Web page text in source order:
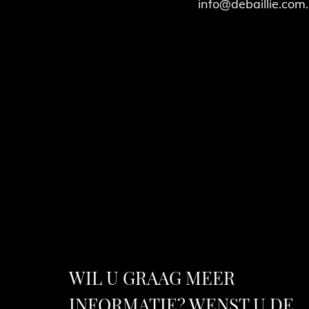
info@debaillie.com.
WIL U GRAAG MEER